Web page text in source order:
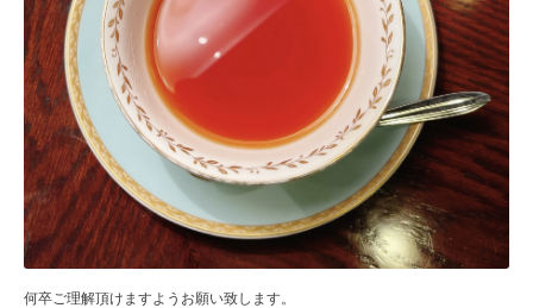
何卒ご理解頂けますようお願い致します。